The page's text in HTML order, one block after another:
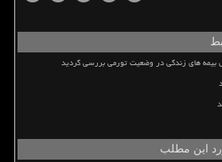
بیمه های زندگی در وضعیت تورمی بررسی گردید
این مطلب